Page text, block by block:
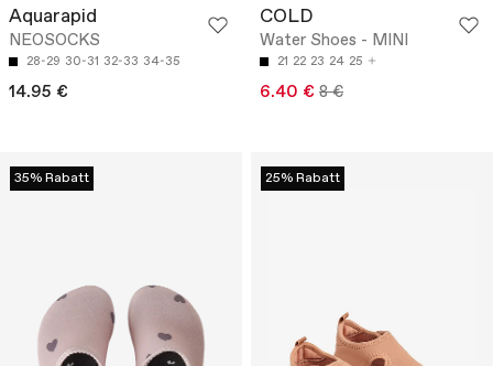
Aquarapid
NEOSOCKS
28-29 30-31 32-33 34-35
14.95 €
COLD
Water Shoes - MINI
21 22 23 24 25
6.40 € 8 €
35% Rabatt 25% Rabatt